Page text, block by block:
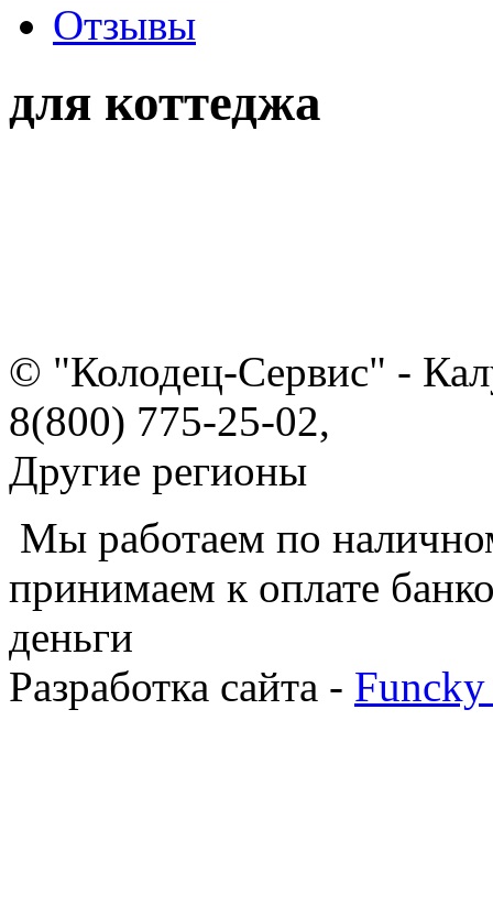
Отзывы
для коттеджа
© "Колодец-Сервис" -
8(800) 775-25-02,
Другие регионы
Мы работаем по
принимаем к оплате
деньги
Разработка сайта -